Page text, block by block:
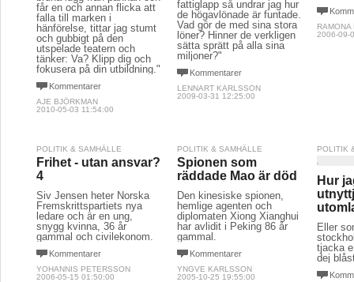
får en och annan flicka att
falla till marken i
hänförelse, tittar jag stumt
och gubbigt på den
utspelade teatern och
tänker: Va? Klipp dig och
fokusera på din utbildning."
Kommentarer
AJE BJÖRKMAN
2010-05-03 11:54:00
fattiglapp så undrar jag hur
de högavlönade är funtade.
Vad gör de med sina stora
löner? Hinner de verkligen
sätta sprätt på alla sina
miljoner?"
Kommentarer
LENNART KARLSSON
2009-03-31 12:25:00
RAMONA
2006-09-
POLITIK & SAMHÄLLE
Frihet - utan ansvar?
4
Siv Jensen heter Norska
Fremskrittspartiets nya
ledare och är en ung,
snygg kvinna, 36 år
gammal och civilekonom.
Kommentarer
YOHANNIS PETERSSON
2006-05-15 01:50:00
POLITIK & SAMHÄLLE
Spionen som
räddade Mao är död
Den kinesiske spionen,
hemlige agenten och
diplomaten Xiong Xianghui
har avlidit i Peking 86 år
gammal.
Kommentarer
YNGVE KARLSSON
2005-10-25 19:55:00
POLITIK
Hur
Eller
tjacka
dej